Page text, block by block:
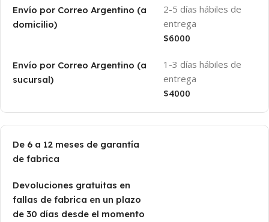
Envío por Correo Argentino (a
domicilio)
2-5 días hábiles de
entrega
$6000
Envío por Correo Argentino (a
sucursal)
1-3 días hábiles de
entrega
$4000
De 6 a 12 meses de garantía
de fabrica
Devoluciones gratuitas en
fallas de fabrica en un plazo
de 30 días desde el momento